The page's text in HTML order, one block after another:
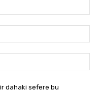
dahaki sefere bu